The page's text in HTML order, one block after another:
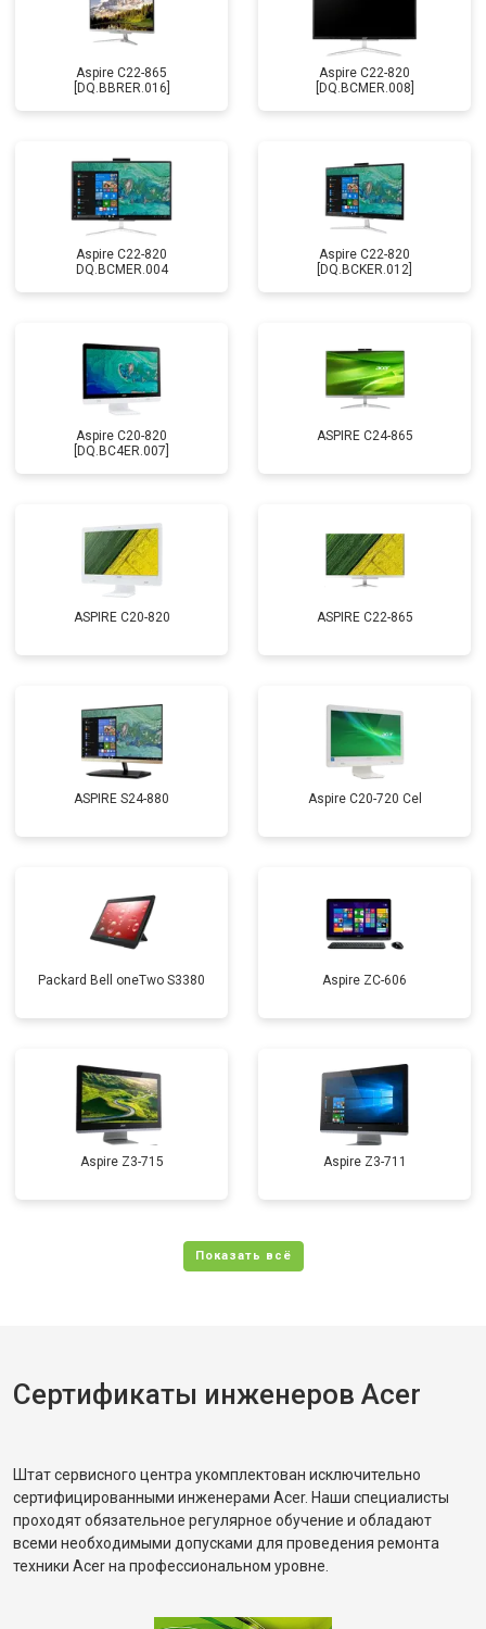
Aspire C22-865
[DQ.BBRER.016]
Aspire C22-820
[DQ.BCMER.008]
Aspire C22-820
DQ.BCMER.004
Aspire C22-820
[DQ.BCKER.012]
Aspire C20-820
[DQ.BC4ER.007]
ASPIRE C24-865
ASPIRE C20-820 ASPIRE C22-865
ASPIRE S24-880 Aspire C20-720 Cel
Packard Bell oneTwo S3380 Aspire ZC-606
Aspire Z3-715 Aspire Z3-711
Сертификаты инженеров Acer
Штат сервисного центра укомплектован исключительно
сертифицированными инженерами Acer. Наши специалисты
проходят обязательное регулярное обучение и обладают
всеми необходимыми допусками для проведения ремонта
техники Acer на профессиональном уровне.